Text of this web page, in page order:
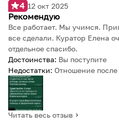
4 12 окт 2025
Рекомендую
Все работает. Мы учимся.
все сделали. Куратор Елена
отдельное спасибо.
Достоинства: Вы поступите
Недостатки: Отношение после
Читать весь отзыв